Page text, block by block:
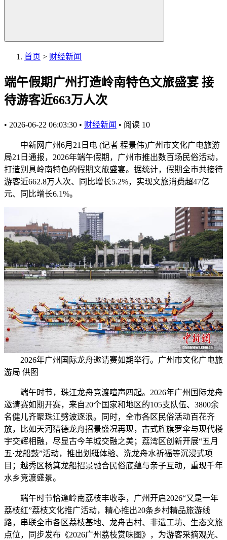
首页 > 财经新闻
端午假期广州打造岭南特色文旅盛宴 接
待游客近663万人次
• 2026-06-22 06:03:30 • 财经新闻 • 阅读 10
中新网广州6月21日电 (记者 程景伟)广州市文化广电旅游
局21日通报，2026年端午假期，广州市推出数百场民俗活动，
打造别具岭南特色的假期文旅盛宴。据统计，假期全市共接待
游客近662.8万人次、同比增长5.2%，实现文旅消费超47亿
元、同比增长6.1%。
2026年广州国际龙舟邀请赛如期举行。广州市文化广电旅
游局 供图
端午时节，珠江龙舟竞渡喧声四起。2026年广州国际龙舟
邀请赛如期开赛，来自20个国家和地区的105支队伍、3800余
名健儿齐聚珠江劈波逐浪。同时，全市各区民俗活动百花齐
放，比如天河猎德龙舟招景盛况再现，古式旌旗罗伞与现代楼
宇交辉相融，尽显古今羊城交融之美；荔湾区创新开展“五月
五·龙船鼓”活动，推出划艇体验、洗龙舟水祈福等沉浸式项
目；越秀区杨箕龙船招景融合民俗底蕴与亲子互动，重现千年
水乡竞渡盛景。
端午时节恰逢岭南荔枝丰收季，广州开启2026“又是一年
荔枝红”荔枝文化推广活动，精心推出20条乡村精品旅游线
路，串联全市各区荔枝基地、龙舟古村、非遗工坊、生态文旅
点位，同步发布《2026广州荔枝赏味图》，为游客采摘观光、